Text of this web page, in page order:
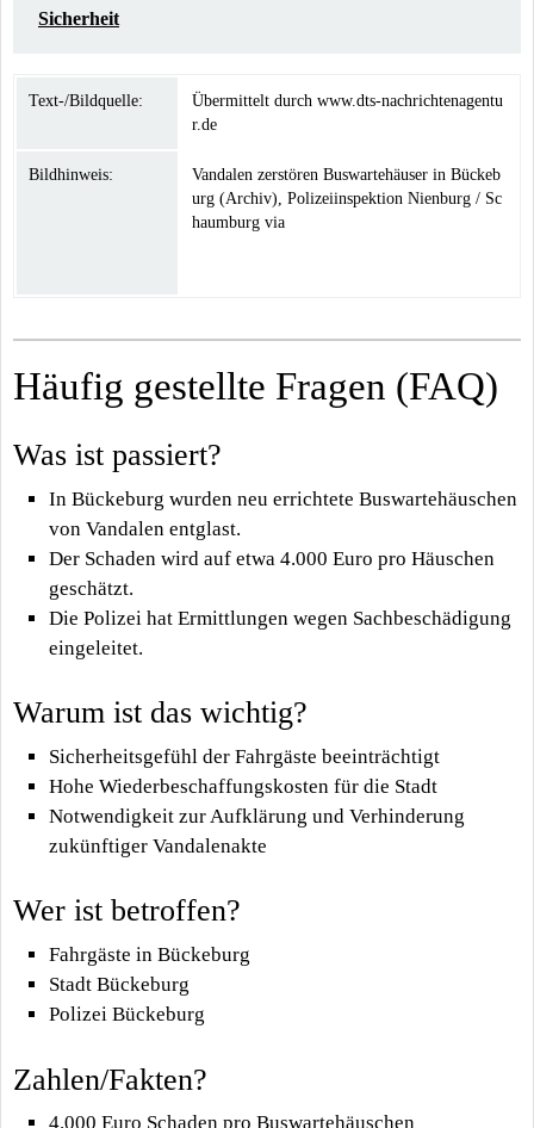
Sicherheit
Text-/Bildquelle:
Übermittelt durch www.dts-nachrichtenagentu
r.de
Bildhinweis:
Vandalen zerstören Buswartehäuser in Bückeb
urg (Archiv), Polizeiinspektion Nienburg / Sc
haumburg via
Häufig gestellte Fragen (FAQ)
Was ist passiert?
In Bückeburg wurden neu errichtete Buswartehäuschen
von Vandalen entglast.
Der Schaden wird auf etwa 4.000 Euro pro Häuschen
geschätzt.
Die Polizei hat Ermittlungen wegen Sachbeschädigung
eingeleitet.
Warum ist das wichtig?
Sicherheitsgefühl der Fahrgäste beeinträchtigt
Hohe Wiederbeschaffungskosten für die Stadt
Notwendigkeit zur Aufklärung und Verhinderung
zukünftiger Vandalenakte
Wer ist betroffen?
Fahrgäste in Bückeburg
Stadt Bückeburg
Polizei Bückeburg
Zahlen/Fakten?
4.000 Euro Schaden pro Buswartehäuschen